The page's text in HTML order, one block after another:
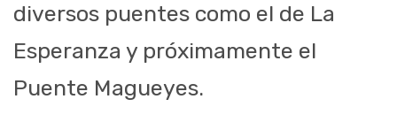
diversos puentes como el de La
Esperanza y próximamente el
Puente Magueyes.